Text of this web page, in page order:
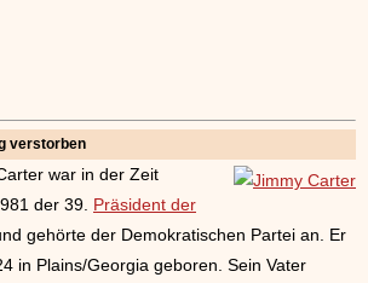
verstorben
war in der Zeit
der 39. Präsident der
gehörte der Demokratischen Partei an. Er
in Plains/Georgia geboren. Sein Vater